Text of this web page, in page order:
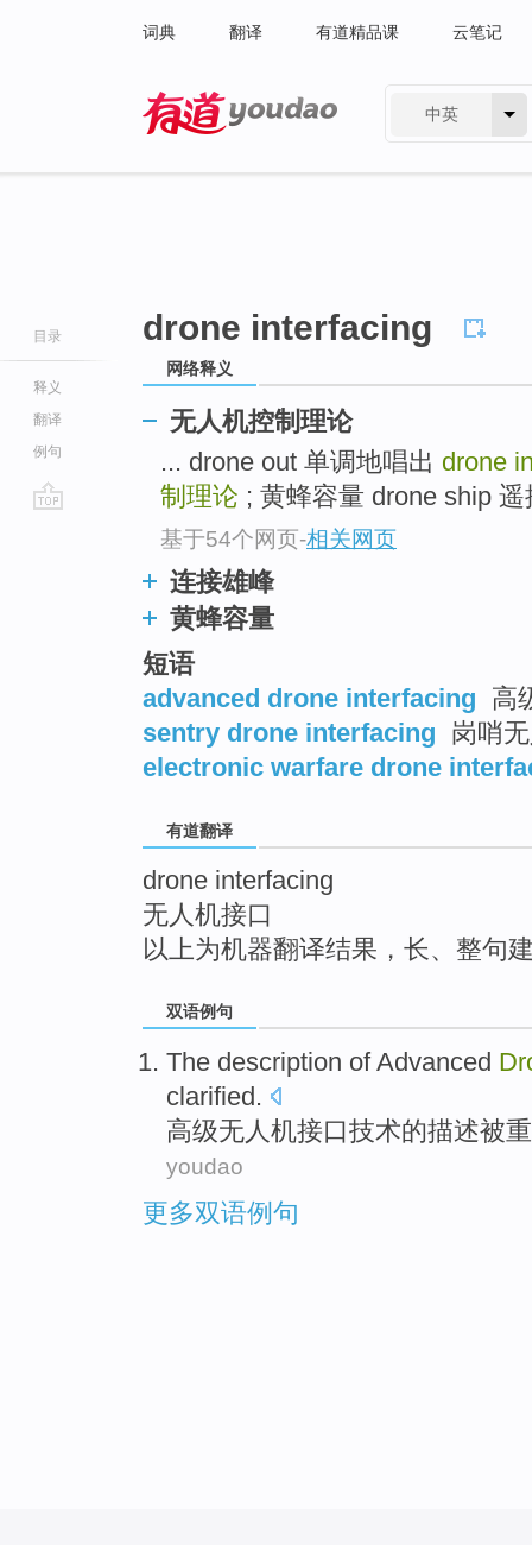
词典 翻译 有道精品课 云笔记
中英
目录
释义
翻译
例句
drone interfacing
网络释义
无人机控制理论
... drone out 单调地唱出 drone
制理论 ; 黄蜂容量 drone ship
基于54个网页-相关网页
连接雄峰
黄蜂容量
短语
advanced drone interfacing 高
sentry drone interfacing 岗哨
electronic warfare drone
有道翻译
drone interfacing
无人机接口
以上为机器翻译结果，长、整句
双语例句
The description ofAdvanced
clarified.
高级无人机接口技术的描述被
youdao
更多双语例句